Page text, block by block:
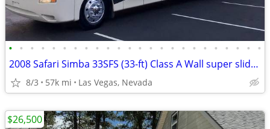
• • • • • • • • • • • • • • • • • • • • • • • •
2008 Safari Simba 33SFS (33-ft) Class A Wall super slide immaculate
8/3 57k mi Las Vegas, Nevada
$26,500